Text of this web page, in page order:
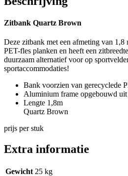
Zitbank Quartz Brown
Deze zitbank met een afmeting van 1,8
PET-fles planken en heeft een
duurzaam alternatief voor op
sportaccommodaties!
Bank voorzien van gerecyclede
Aluminium frame opgebouwd
Lengte 1,8m
Quartz Brown
prijs per stuk
Extra informatie
Gewicht 25 kg